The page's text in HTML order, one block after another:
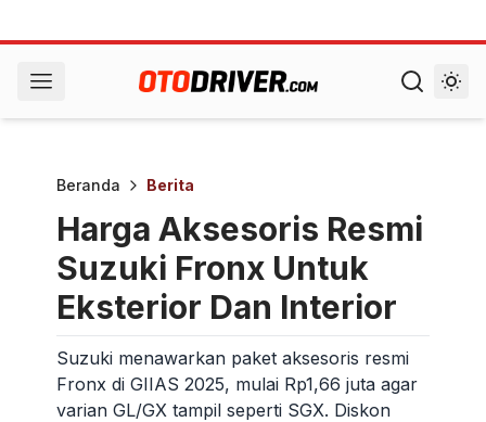
Beranda Berita
Harga Aksesoris Resmi
Suzuki Fronx Untuk
Eksterior Dan Interior
Suzuki menawarkan paket aksesoris resmi
Fronx di GIIAS 2025, mulai Rp1,66 juta agar
varian GL/GX tampil seperti SGX. Diskon